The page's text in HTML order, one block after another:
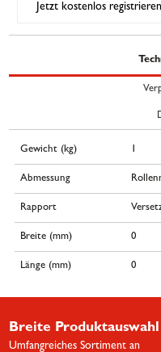
Jetzt kostenlos registrieren
Gewicht (kg) 1
Abmessung
Rapport
Breite (mm) 0
Länge (mm) 0
Breite Produktauswahl
Umfangreiches Sortiment an